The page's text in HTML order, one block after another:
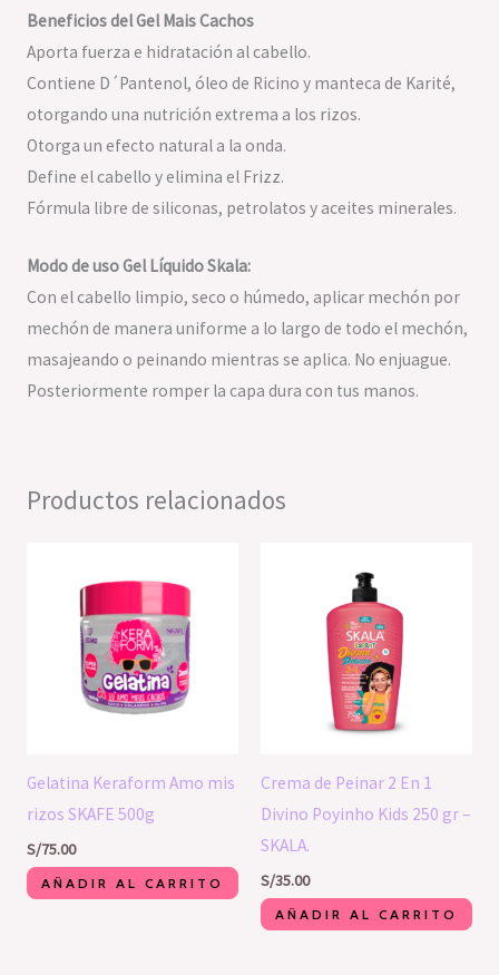
Beneficios del Gel Mais Cachos
Aporta fuerza e hidratación al cabello.
Contiene D´Pantenol, óleo de Ricino y manteca de Karité,
otorgando una nutrición extrema a los rizos.
Otorga un efecto natural a la onda.
Define el cabello y elimina el Frizz.
Fórmula libre de siliconas, petrolatos y aceites minerales.
Modo de uso Gel Líquido Skala:
Con el cabello limpio, seco o húmedo, aplicar mechón por
mechón de manera uniforme a lo largo de todo el mechón,
masajeando o peinando mientras se aplica. No enjuague.
Posteriormente romper la capa dura con tus manos.
Productos relacionados
Gelatina Keraform Amo mis
rizos SKAFE 500g
S/75.00
AÑADIR AL CARRITO
Crema de Peinar 2 En 1
Divino Poyinho Kids 250 gr –
SKALA.
S/35.00
AÑADIR AL CARRITO